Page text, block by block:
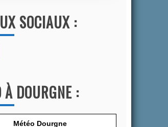
SOCIAUX :
À DOURGNE :
Météo Dourgne